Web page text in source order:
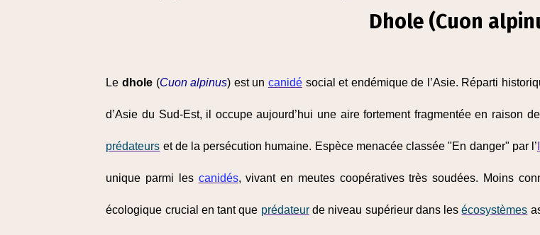
Dhole (Cuon
Le dhole (Cuon alpinus) est un canidésocial et endémique de l’Asie. Réparti
d’Asie du Sud-Est, il occupe aujourd’hui une aire fortement fragmentée en raison
prédateurs et de la persécution humaine. Espèce menacée classée "En danger" par l’
unique parmi les canidés, vivant en meutes coopératives très soudées. Moins
écologique crucial en tant que prédateurde niveau supérieur dans lesécosystèmes